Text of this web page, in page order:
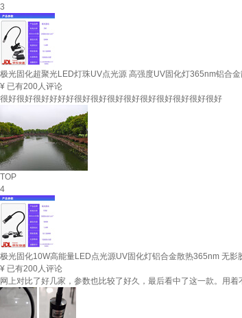
3
极光固化超聚光LED灯珠UV点光源 高强度UV固化灯365nm铝合
¥ 已有200人评论
很好很好很好好好好很好很好很好很好很好很好很好很好很好
TOP
4
极光固化10W高能量LED点光源UV固化灯铝合金散热365nm 无
¥ 已有200人评论
网上对比了好几家，参数也比较了好久，最后看中了这一款。用